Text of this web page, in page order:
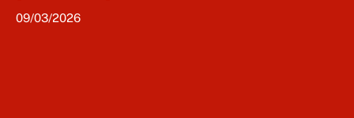
09/03/2026